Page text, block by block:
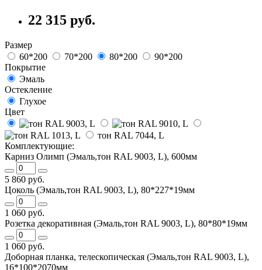
22 315 руб.
Размер
60*200
70*200 80*200
90*200
Покрытие
Эмаль
Остекление
Глухое
Цвет
тон RAL 7044, L
Комплектующие:
Карниз Олимп (Эмаль,тон RAL 9003, L), 600мм
5 860 руб.
Цоколь (Эмаль,тон RAL 9003, L), 80*227*19мм
1 060 руб.
Розетка декоративная (Эмаль,тон RAL 9003, L), 80*80*19мм
1 060 руб.
Доборная планка, телескопическая (Эмаль,тон RAL 9003, L),
16*100*2070мм